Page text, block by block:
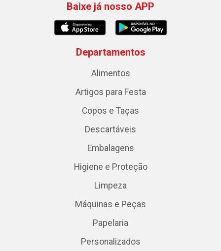
Baixe já nosso APP
Departamentos
Alimentos
Artigos para Festa
Copos e Taças
Descartáveis
Embalagens
Higiene e Proteção
Limpeza
Máquinas e Peças
Papelaria
Personalizados